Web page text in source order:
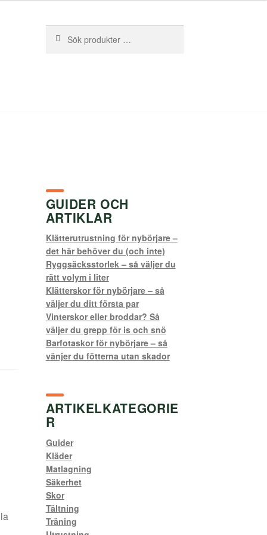
efter:
GUIDER OCH
ARTIKLAR
Klätterutrustning för nybörjare –
det här behöver du (och inte)
Ryggsäcksstorlek – så väljer du
rätt volym i liter
Klätterskor för nybörjare – så
väljer du ditt första par
Vinterskor eller broddar? Så
väljer du grepp för is och snö
Barfotaskor för nybörjare – så
vänjer du fötterna utan skador
ARTIKELKATEGORIE
R
Guider
Kläder
Matlagning
Säkerhet
Skor
Tältning
Träning